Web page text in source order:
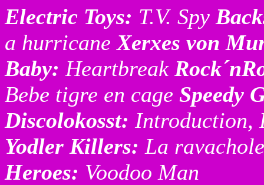
Electric Toys: T.V. Spy
a hurricaneXerxes von
Baby: Heartbreak
Bebe tigre en cage Speedy
Discolokosst: Introduction,
Yodler Killers: La
Heroes: Voodoo Man